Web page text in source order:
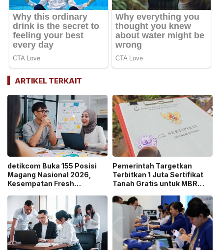
ARTIKEL TERKAIT
detikcom Buka 155 Posisi
Magang Nasional 2026,
Kesempatan Fresh
Media Digital!
Pemerintah Targetkan
Terbitkan 1 Juta Sertifikat
Tanah Gratis untuk MBR